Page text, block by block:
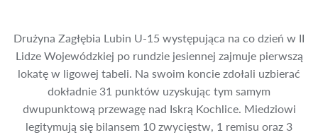
Drużyna Zagłębia Lubin U-15 występująca na co dzień w II
Lidze Wojewódzkiej po rundzie jesiennej zajmuje pierwszą
lokatę w ligowej tabeli. Na swoim koncie zdołali uzbierać
dokładnie 31 punktów uzyskując tym samym
dwupunktową przewagę nad Iskrą Kochlice. Miedziowi
legitymują się bilansem 10 zwycięstw, 1 remisu oraz 3